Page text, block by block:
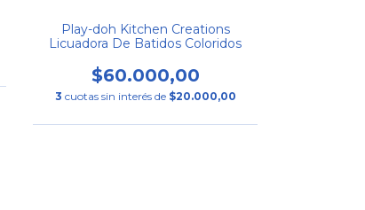
Play-doh Kitchen Creations
Licuadora De Batidos Coloridos
$60.000,00
3 cuotas sin interés de $20.000,00